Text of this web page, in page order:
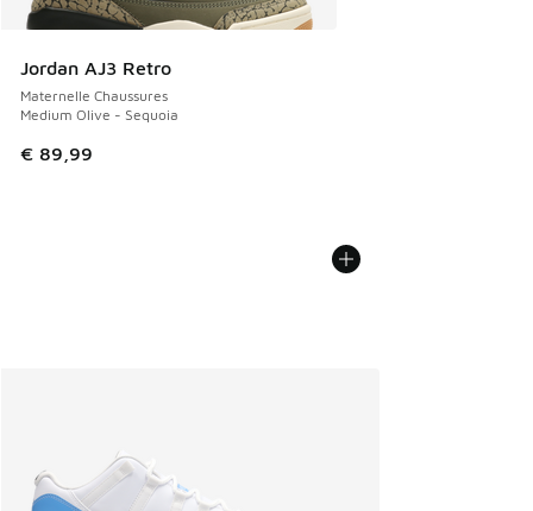
Jordan AJ3 Retro
Maternelle Chaussures
Medium Olive - Sequoia
€ 89,99